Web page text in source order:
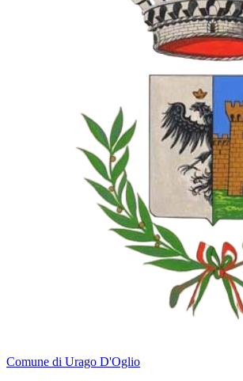
Comune di Urago D'Oglio